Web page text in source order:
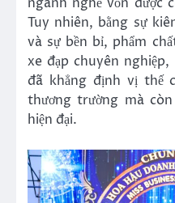
Tuy nhiên, bằng sự
và sự bền bỉ, phẩm
xe đạp chuyên
đã khẳng định vị thế
thương trường mà
hiện đại.